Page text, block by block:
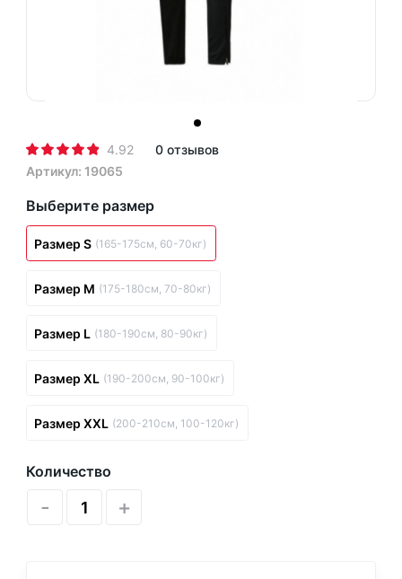
4.92
0 отзывов
Артикул: 19065
Выберите размер
Размер S (165-175см, 60-70кг)
Размер M (175-180см, 70-80кг)
Размер L (180-190см, 80-90кг)
Размер XL (190-200см, 90-100кг)
Размер XXL (200-210см, 100-120кг)
Количество
- +